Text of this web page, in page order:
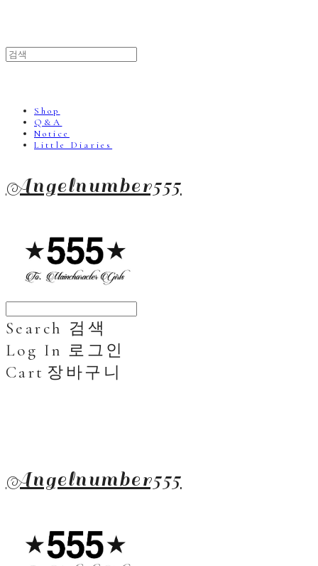
Shop
Q&A
Notice
Little Diaries
Angelnumber555
Search 검색
Log In 로그인
Cart 장바구니
Angelnumber555